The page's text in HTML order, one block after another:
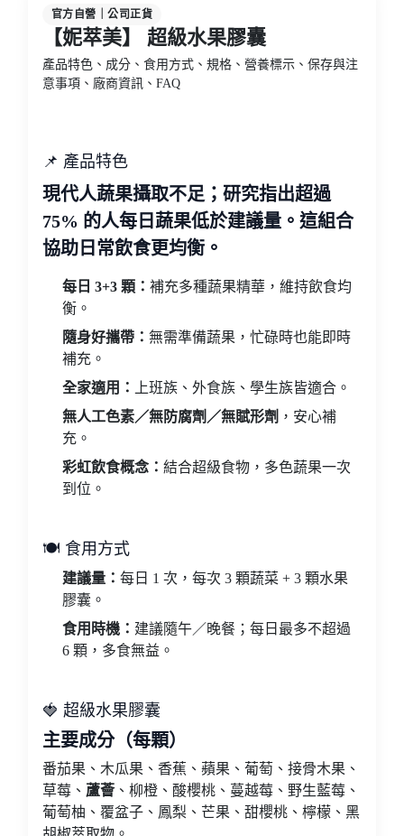
官方自營｜公司正貨
【妮萃美】 超級水果膠囊
產品特色、成分、食用方式、規格、營養標示、保存與注
意事項、廠商資訊、FAQ
📌 產品特色
現代人蔬果攝取不足；研究指出超過
75% 的人每日蔬果低於建議量。這組合
協助日常飲食更均衡。
每日 3+3 顆：補充多種蔬果精華，維持飲食均
衡。
隨身好攜帶：無需準備蔬果，忙碌時也能即時
補充。
全家適用：
上班族、外食族、學生族皆適合。
無人工色素／無防腐劑／無賦形劑 ，安心補
充。
彩虹飲食概念：結合超級食物，多色蔬果一次
到位。
🍽 食用方式
建議量：每日 1 次，每次 3 顆蔬菜 + 3 顆水果
膠囊。
食用時機： 建議隨午／晚餐；每日最多不超過
6 顆，多食無益。
🍓 超級水果膠囊
主要成分（每顆）
番茄果、木瓜果、香蕉、蘋果、葡萄、接骨木果、
草莓、 蘆薈、柳橙、酸櫻桃、蔓越莓、野生藍莓、
葡萄柚、覆盆子、鳳梨、芒果、甜櫻桃、檸檬、黑